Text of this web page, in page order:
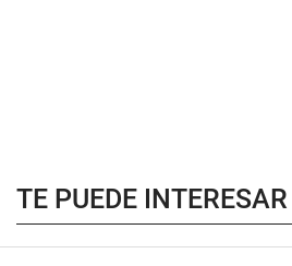
TE PUEDE INTERESAR